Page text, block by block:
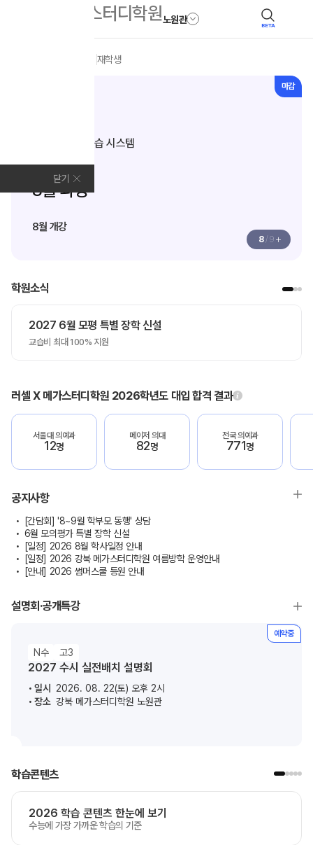
노원관 BETA
닫기
재학생
마감
과목별 집중 학습 시스템
Fit AM
8월 과정
8월 개강
8/ 9 +
학원소식
2027 6월 모평 특별 장학 신설
교습비 최대 100% 지원
러셀 X 메가스터디학원 2026학년도 대입 합격 결과
서울대 의예과
12명
메이저 의대
82명
전국 의예과
771명
공지사항
[간담회] '8~9월 학부모 동행' 상담
6월 모의평가 특별 장학 신설
[일정] 2026 8월 학사일정 안내
[일정] 2026 강북 메가스터디학원 여름방학 운영안내
[안내] 2026 썸머스쿨 등원 안내
설명회·공개특강
N수 고3
2027 수시 실전배치 설명회
일시 2026. 08. 22(토) 오후 2시
장소 강북 메가스터디학원 노원관
예약중
학습콘텐츠
2026 학습 콘텐츠 한눈에 보기
수능에 가장 가까운 학습의 기준